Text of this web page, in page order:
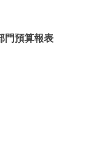
訴即辦
門預算報表